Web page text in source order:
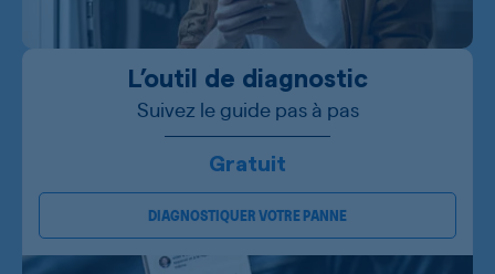
L’outil de diagnostic
Suivez le guide pas à pas
Gratuit
DIAGNOSTIQUER VOTRE PANNE